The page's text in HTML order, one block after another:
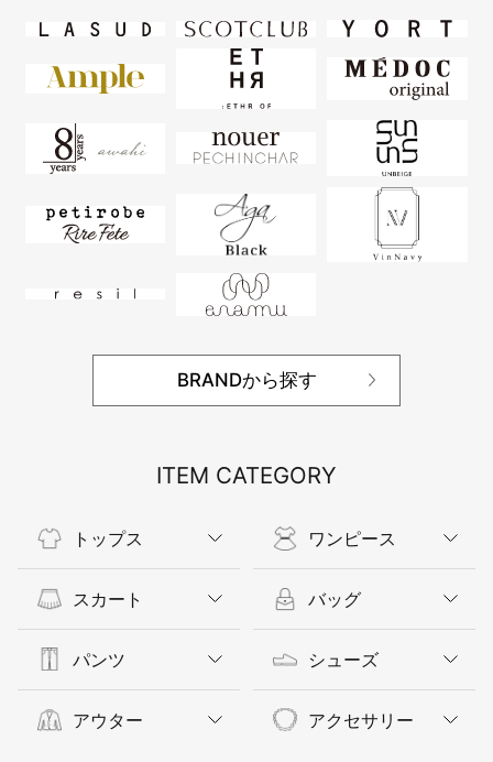
BRANDから探す
ITEM CATEGORY
トップス
スカート
パンツ
アウター
ワンピース
バッグ
シューズ
アクセサリー